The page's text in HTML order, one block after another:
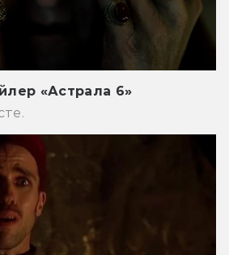
«Астрала 6»